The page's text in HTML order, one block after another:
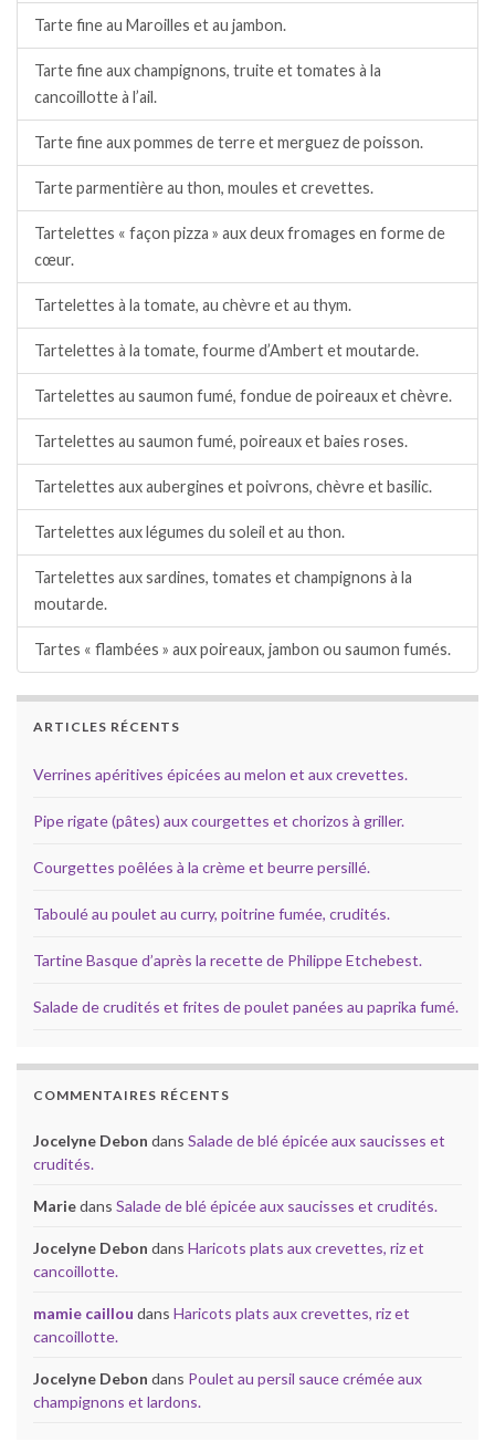
Tarte fine au Maroilles et au jambon.
Tarte fine aux champignons, truite et tomates à la
cancoillotte à l’ail.
Tarte fine aux pommes de terre et merguez de poisson.
Tarte parmentière au thon, moules et crevettes.
Tartelettes « façon pizza » aux deux fromages en forme de
cœur.
Tartelettes à la tomate, au chèvre et au thym.
Tartelettes à la tomate, fourme d’Ambert et moutarde.
Tartelettes au saumon fumé, fondue de poireaux et chèvre.
Tartelettes au saumon fumé, poireaux et baies roses.
Tartelettes aux aubergines et poivrons, chèvre et basilic.
Tartelettes aux légumes du soleil et au thon.
Tartelettes aux sardines, tomates et champignons à la
moutarde.
Tartes « flambées » aux poireaux, jambon ou saumon fumés.
ARTICLES RÉCENTS
Verrines apéritives épicées au melon et aux crevettes.
Pipe rigate (pâtes) aux courgettes et chorizos à griller.
Courgettes poêlées à la crème et beurre persillé.
Taboulé au poulet au curry, poitrine fumée, crudités.
Tartine Basque d’après la recette de Philippe Etchebest.
Salade de crudités et frites de poulet panées au paprika fumé.
COMMENTAIRES RÉCENTS
Jocelyne Debon dans Salade de blé épicée aux saucisses et
crudités.
Mariedans Salade de blé épicée aux saucisses et crudités.
Jocelyne Debon dans Haricots plats aux crevettes, riz et
cancoillotte.
mamie caillou dans Haricots plats aux crevettes, riz et
cancoillotte.
Jocelyne Debon dans Poulet au persil sauce crémée aux
champignons et lardons.